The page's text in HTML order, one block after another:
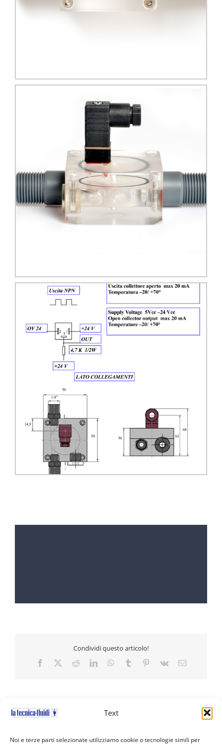
Text
Noi e terze parti selezionate utilizziamo cookie o tecnologie simili per
Condividi questo articolo!
Facebook RedditLinkedInWhatsApp
Tumblr Pinterest
Vk Email